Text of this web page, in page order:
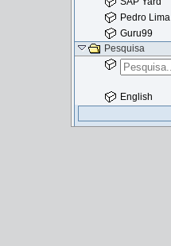
Pedro Lima
Guru99
Pesquisa
English